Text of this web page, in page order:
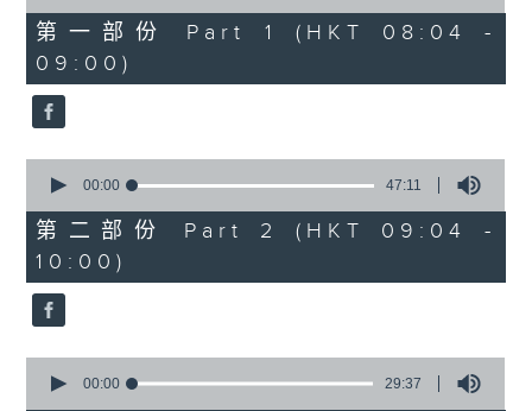
50
minutes,
50
seconds
第一部份 Part 1 (HKT 08:04 -
09:00)
seconds
47
minutes,
11
seconds
00:00 47:11
第二部份 Part 2 (HKT 09:04 -
10:00)
seconds
00:00 29:37